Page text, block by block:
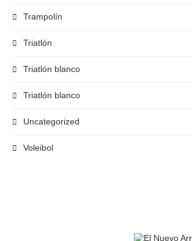
Trampolín
Triatlón
Triatlón blanco
Triatlón blanco
Uncategorized
Voleibol